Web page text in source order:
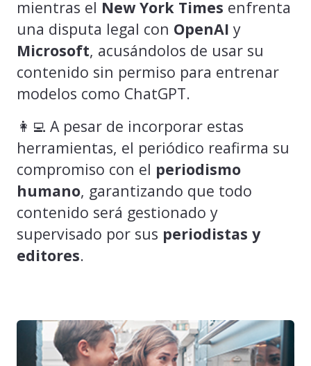
mientras el New York Times enfrenta
una disputa legal con OpenAI y
Microsoft, acusándolos de usar su
contenido sin permiso para entrenar
modelos como ChatGPT.
👩‍💻 A pesar de incorporar estas
herramientas, el periódico reafirma su
compromiso con el periodismo
humano, garantizando que todo
contenido será gestionado y
supervisado por sus periodistas y
editores.